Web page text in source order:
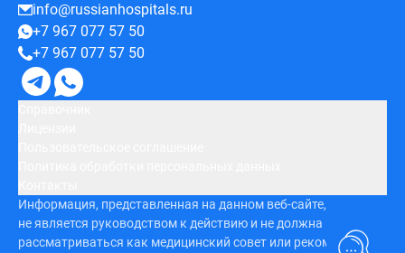
info@russianhospitals.ru
+7 967 077 57 50
+7 967 077 57 50
Информация, представленная на данном веб-сайте,
не является руководством к действию и не должна
рассматриваться как медицинский совет или рекомендация